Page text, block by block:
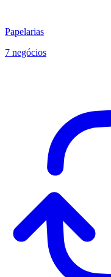
Papelarias
7 negócios